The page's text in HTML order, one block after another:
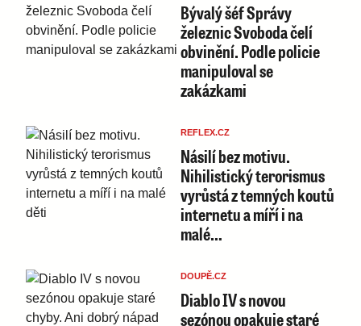
Bývalý šéf Správy
železnic Svoboda čelí
obvinění. Podle policie
manipuloval se
zakázkami
REFLEX.CZ
Násilí bez motivu.
Nihilistický terorismus
vyrůstá z temných koutů
internetu a míří i na
malé…
DOUPĚ.CZ
Diablo IV s novou
sezónou opakuje staré